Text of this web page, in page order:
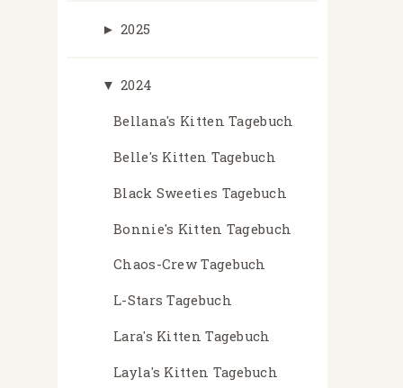
► 2025
▼ 2024
Bellana's Kitten Tagebuch
Belle's Kitten Tagebuch
Black Sweeties Tagebuch
Bonnie's Kitten Tagebuch
Chaos-Crew Tagebuch
L-Stars Tagebuch
Lara's Kitten Tagebuch
Layla's Kitten Tagebuch